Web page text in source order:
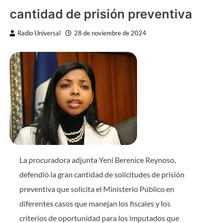
cantidad de prisión preventiva
Radio Universal 28 de noviembre de 2024
La procuradora adjunta Yeni Berenice Reynoso,
defendió la gran cantidad de solicitudes de prisión
preventiva que solicita el Ministerio Público en
diferentes casos que manejan los fiscales y los
criterios de oportunidad para los imputados que